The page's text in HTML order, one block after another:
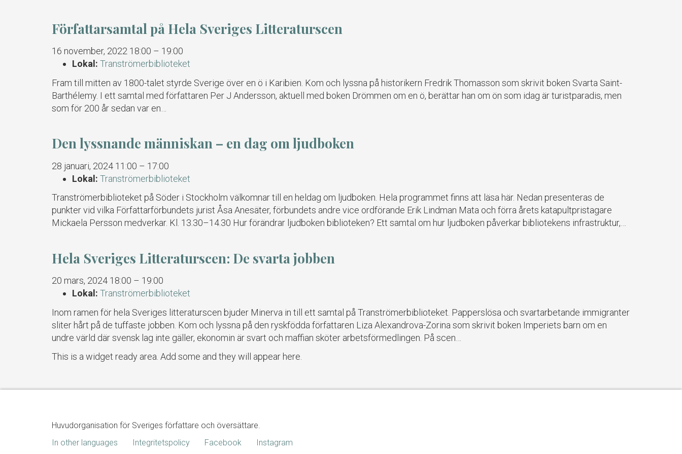
Författarsamtal på Hela Sveriges Litteraturscen
16 november, 2022 18:00 – 19:00
Lokal: Tranströmerbiblioteket
Fram till mitten av 1800-talet styrde Sverige över en ö i Karibien. Kom och lyssna på historikern Fredrik Thomasson som skrivit boken Svarta Saint-
Barthélemy. I ett samtal med författaren Per J Andersson, aktuell med boken Drömmen om en ö, berättar han om ön som idag är turistparadis, men
som för 200 år sedan var en…
Den lyssnande människan – en dag om ljudboken
28 januari, 2024 11:00 – 17:00
Lokal: Tranströmerbiblioteket
Tranströmerbiblioteket på Söder i Stockholm välkomnar till en heldag om ljudboken. Hela programmet finns att läsa här. Nedan presenteras de
punkter vid vilka Författarförbundets jurist Åsa Anesäter, förbundets andre vice ordförande Erik Lindman Mata och förra årets katapultpristagare
Mickaela Persson medverkar. Kl. 13.30–14.30 Hur förändrar ljudboken biblioteken? Ett samtal om hur ljudboken påverkar bibliotekens infrastruktur,…
Hela Sveriges Litteraturscen: De svarta jobben
20 mars, 2024 18:00 – 19:00
Lokal: Tranströmerbiblioteket
Inom ramen för hela Sveriges litteraturscen bjuder Minerva in till ett samtal på Tranströmerbiblioteket. Papperslösa och svartarbetande immigranter
sliter hårt på de tuffaste jobben. Kom och lyssna på den ryskfödda författaren Liza Alexandrova-Zorina som skrivit boken Imperiets barn om en
undre värld där svensk lag inte gäller, ekonomin är svart och maffian sköter arbetsförmedlingen. På scen…
This is a widget ready area. Add some and they will appear here.
Huvudorganisation för Sveriges författare och översättare.
In other languages
Integritetspolicy Facebook Instagram